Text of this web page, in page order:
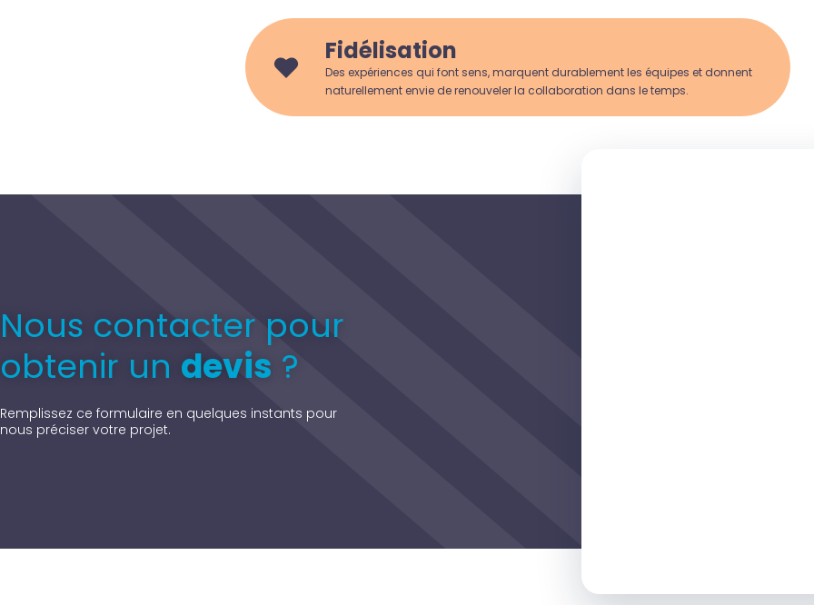
Fidélisation
Des expériences qui font sens, marquent durablement les équipes et donnent
naturellement envie de renouveler la collaboration dans le temps.
Nous contacter pour
obtenir un devis ?
Remplissez ce formulaire en quelques instants pour
nous préciser votre projet.